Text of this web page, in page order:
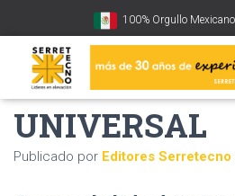
100% Orgullo Mexicano
UNIVERSAL
Publicado por Editores Serretecno